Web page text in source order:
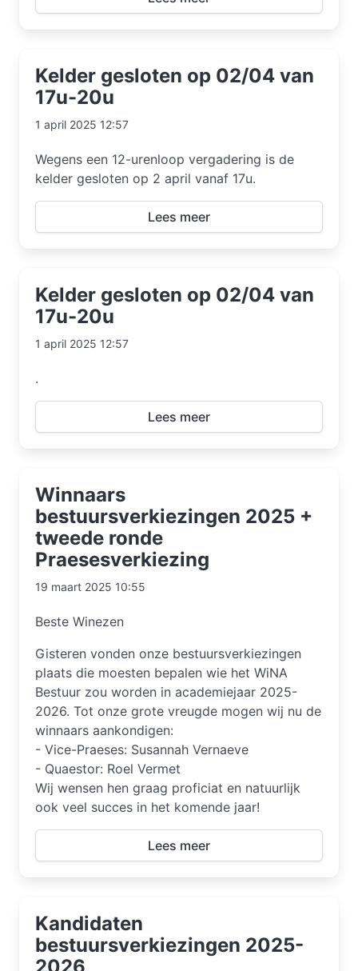
Kelder gesloten op 02/04 van
17u-20u
1 april 2025 12:57
Wegens een 12-urenloop vergadering is de
kelder gesloten op 2 april vanaf 17u.
Lees meer
Kelder gesloten op 02/04 van
17u-20u
1 april 2025 12:57
.
Lees meer
Winnaars
bestuursverkiezingen 2025 +
tweede ronde
Praesesverkiezing
19 maart 2025 10:55
Beste Winezen
Gisteren vonden onze bestuursverkiezingen
plaats die moesten bepalen wie het WiNA
Bestuur zou worden in academiejaar 2025-
2026. Tot onze grote vreugde mogen wij nu de
winnaars aankondigen:
- Vice-Praeses: Susannah Vernaeve
- Quaestor: Roel Vermet
Wij wensen hen graag proficiat en natuurlijk
ook veel succes in het komende jaar!
Lees meer
Kandidaten
bestuursverkiezingen 2025-